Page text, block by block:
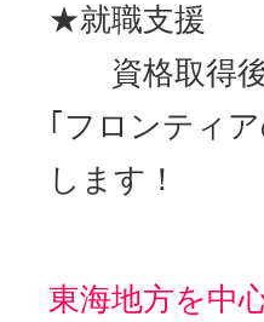
★就職支援
資格取得後
｢フロンティ
します！
東海地方を中